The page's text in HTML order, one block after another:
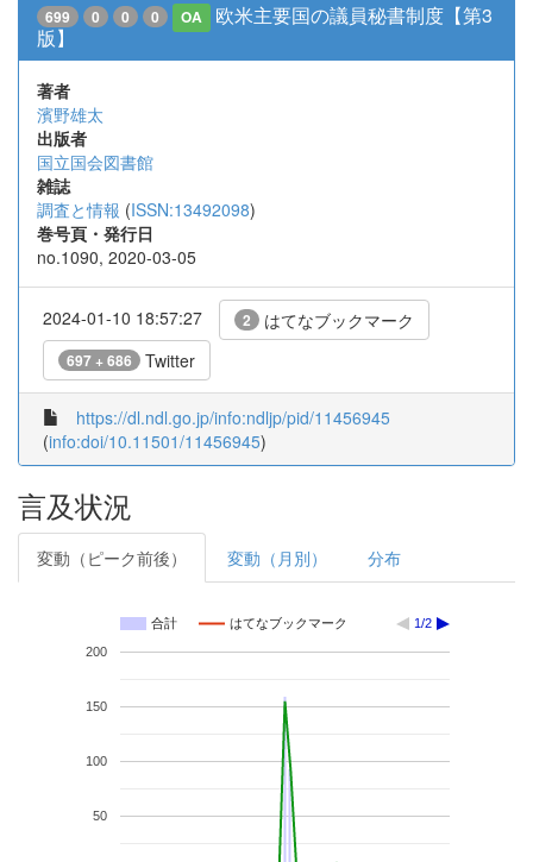
699 0 0 0 OA
欧米主要国の議員秘書制度【第3
版】
著者
濱野雄太
出版者
国立国会図書館
雑誌
調査と情報 (ISSN:13492098)
巻号頁・発行日
no.1090, 2020-03-05
2024-01-10 18:57:27 2 はてなブックマーク
697 + 686 Twitter
https://dl.ndl.go.jp/info:ndljp/pid/11456945
(info:doi/10.11501/11456945)
言及状況
変動（ピーク前後） 変動（月別） 分布
合計 はてなブックマーク 1/2
50
100
150
200